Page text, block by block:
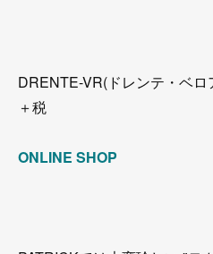
DRENTE-VR(ドレンテ・ベ
＋税
ONLINE SHOP